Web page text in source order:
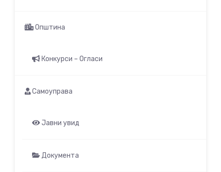
Општина
Конкурси – Огласи
Самоуправа
Јавни увид
Документа